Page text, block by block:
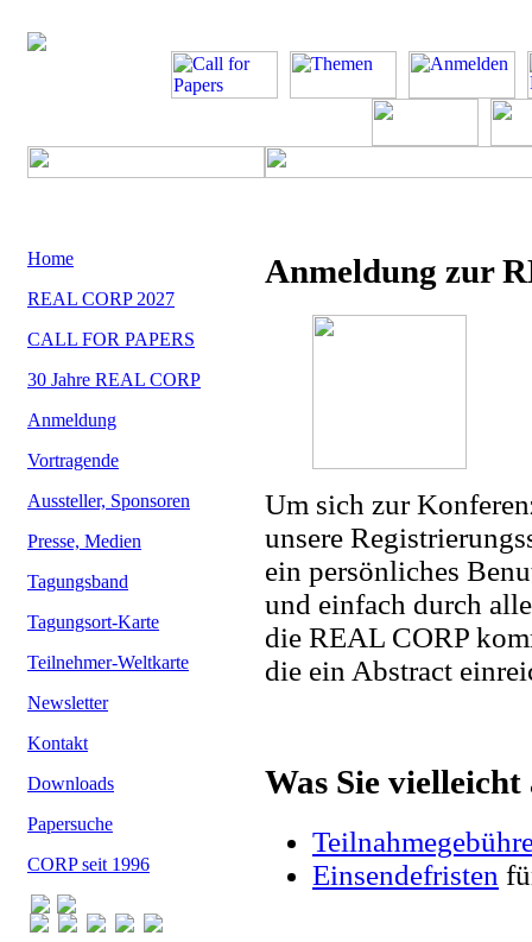
Home
REAL CORP 2027
CALL FOR PAPERS
30 Jahre REAL CORP
Anmeldung
Vortragende
Aussteller, Sponsoren
Presse, Medien
Tagungsband
Tagungsort-Karte
Teilnehmer-Weltkarte
Newsletter
Kontakt
Downloads
Papersuche
CORP seit 1996
Anmeldung zur
Um sich zur
unsere
ein persönliches
und einfach durch
die REAL CORP
die ein Abstract
Was Sie
Einsendefristen